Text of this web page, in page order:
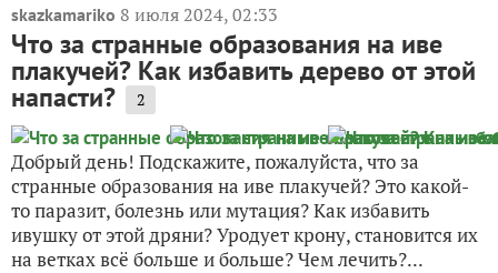
skazkamariko 8 июля 2024, 02:33
Что за странные образования на иве
плакучей? Как избавить дерево от этой
напасти? 2
Добрый день! Подскажите, пожалуйста, что за
странные образования на иве плакучей? Это какой-
то паразит, болезнь или мутация? Как избавить
ивушку от этой дряни? Уродует крону, становится их
на ветках всё больше и больше? Чем лечить?...